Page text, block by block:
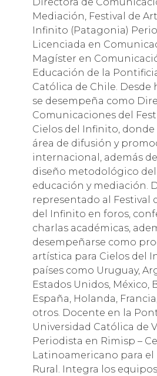
Mediación, Festival de
Infinito (Patagonia)
Licenciada en
Magíster en
Educación de la
Católica de Chile. Desde
se desempeña como
Comunicaciones del
Cielos del Infinito, donde
área de difusión y
internacional, además
diseño metodológico del
educación y mediación.
representado al Festival
del Infinito en foros,
charlas académicas,
desempeñarse como
artística para Cielos del
países como Uruguay,
Estados Unidos, México,
España, Holanda,
otros. Docente en la
Universidad Católica de
Periodista en Rimisp –
Latinoamericano para el
Rural. Integra los